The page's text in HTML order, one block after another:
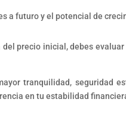
a futuro y el potencial de
precio inicial, debes
tranquilidad, seguridad
en tu estabilidad